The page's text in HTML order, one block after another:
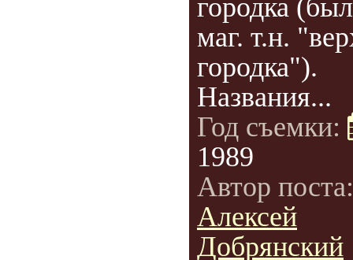
городка
маг. т.н.
городка").
Названия...
Год съемки:
1989
Автор
Алексей
Добрянский